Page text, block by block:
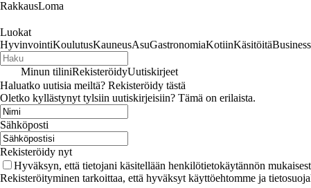
RakkausLoma
Luokat
HyvinvointiKoulutusKauneusAsuGastronomiaKotiinKäsitöitäBusiness
Minun tiliniRekisteröidyUutiskirjeet
Haluatko uutisia meiltä? Rekisteröidy tästä
Oletko kyllästynyt tylsiin uutiskirjeisiin? Tämä on erilaista.
Sähköposti
Rekisteröidy nyt
Hyväksyn, että tietojani käsitellään henkilötietokäytännön
Rekisteröityminen tarkoittaa, että hyväksyt käyttöehtomme ja